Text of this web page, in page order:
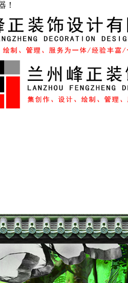
！
企业简介 行业动态